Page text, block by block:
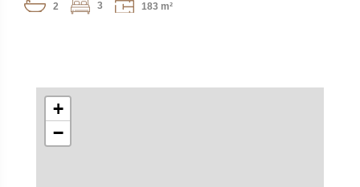
2 3 183 m²
+
−